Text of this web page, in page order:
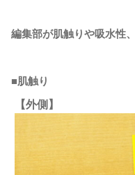
編集部が肌触りや吸水性
■肌触り
【外側】